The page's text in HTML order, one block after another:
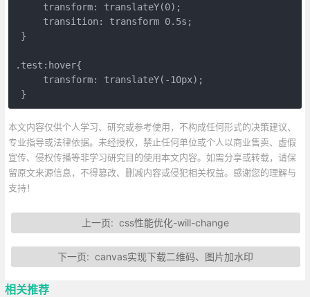
     transform: translateY(0);
     transition: transform 0.5s;
}
.test:hover{
     transform: translateY(-10px);
}
本文内容仅供个人学习、研究或参考使用，不构成任何形式的决策建议、
专业指导或法律依据。未经授权，禁止任何单位或个人以商业售卖、虚假
宣传、侵权传播等非学习研究目的使用本文内容。如需分享或转载，请保
留原文来源信息，不得篡改、删减内容或侵犯相关权益。感谢您的理解与
支持！
上一页:css性能优化-will-change
下一页:canvas实现下载二维码、图片加水印
相关推荐